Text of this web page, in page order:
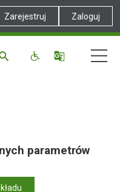
Zarejestruj Zaloguj
parametrów